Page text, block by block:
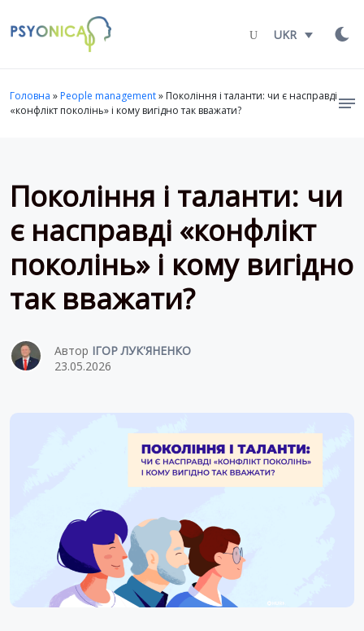
UKR
Головна » People management» Покоління і таланти: чи є насправді
«конфлікт поколінь» і кому вигідно так вважати?
Покоління і таланти: чи
є насправді «конфлікт
поколінь» і кому вигідно
так вважати?
Автор ІГОР ЛУК'ЯНЕНКО
23.05.2026